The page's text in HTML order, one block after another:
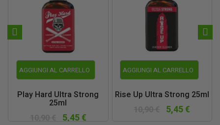
AGGIUNGI AL CARRELLO
Play Hard Ultra Strong
25ml
5,45 €
AGGIUNGI AL CARRELLO
Rise Up Ultra Strong 25ml
5,45 €